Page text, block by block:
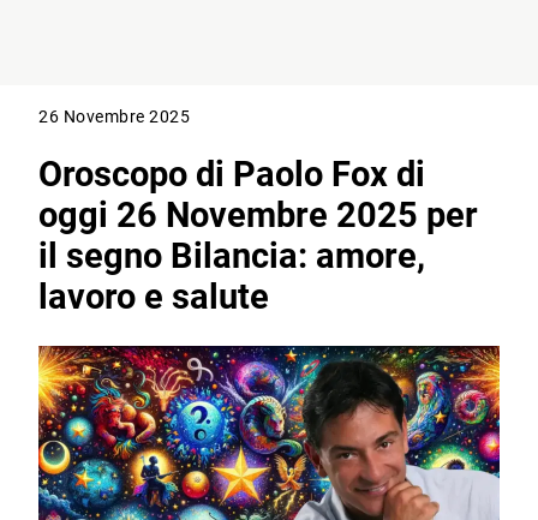
26 Novembre 2025
Oroscopo di Paolo Fox di
oggi 26 Novembre 2025 per
il segno Bilancia: amore,
lavoro e salute